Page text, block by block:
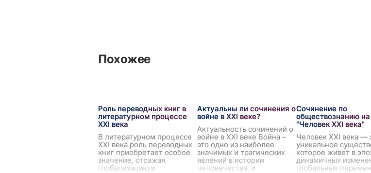
Похожее
Роль переводных книг в
литературном процессе
XXI века
В литературном процессе
XXI века роль переводных
книг приобретает особое
значение, отражая
глобализацию и
Актуальны ли сочинения о
войне в XXI веке?
Актуальность сочинений о
войне в XXI веке Война –
это одно из наиболее
значимых и трагических
явлений в истории
человечества, и
Сочинение по
обществознанию
"Человек XXI века"
Человек XXI века —
уникальное
которое живет в
динамичных
глобальных